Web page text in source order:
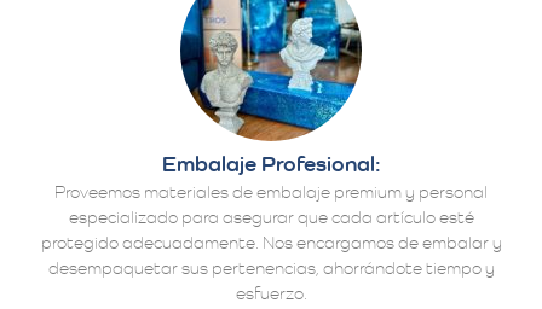
Embalaje Profesional:
Proveemos materiales de embalaje premium y personal
especializado para asegurar que cada artículo esté
protegido adecuadamente. Nos encargamos de embalar y
desempaquetar sus pertenencias, ahorrándote tiempo y
esfuerzo.